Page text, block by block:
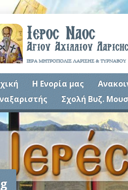
Η Ενορία μας
Σχολή Βυζ.